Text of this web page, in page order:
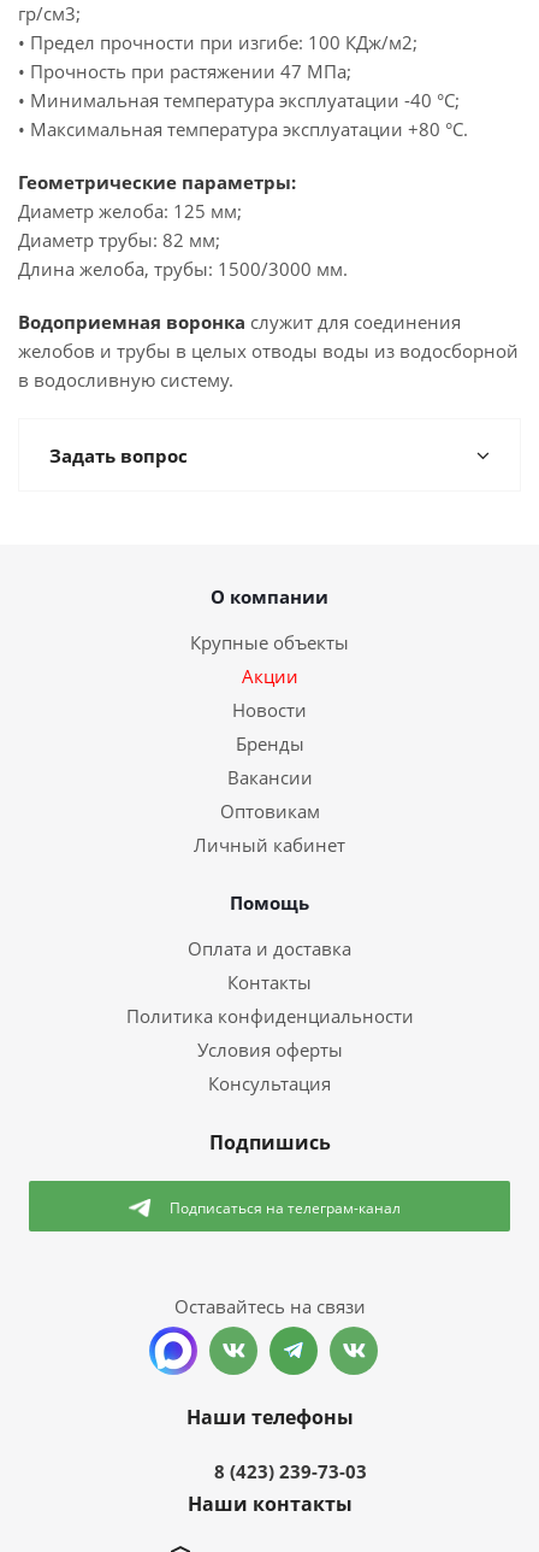
гр/см3;
• Предел прочности при изгибе: 100 КДж/м2;
• Прочность при растяжении 47 МПа;
• Минимальная температура эксплуатации -40 °C;
• Максимальная температура эксплуатации +80 °C.
Геометрические параметры:
Диаметр желоба: 125 мм;
Диаметр трубы: 82 мм;
Длина желоба, трубы: 1500/3000 мм.
Водоприемная воронка служит для соединения
желобов и трубы в целых отводы воды из водосборной
в водосливную систему.
Задать вопрос
О компании
Крупные объекты
Акции
Новости
Бренды
Вакансии
Оптовикам
Личный кабинет
Помощь
Оплата и доставка
Контакты
Политика конфиденциальности
Условия оферты
Консультация
Подпишись
Подписаться на телеграм-канал
Оставайтесь на связи
Наши телефоны
8 (423) 239-73-03
Наши контакты